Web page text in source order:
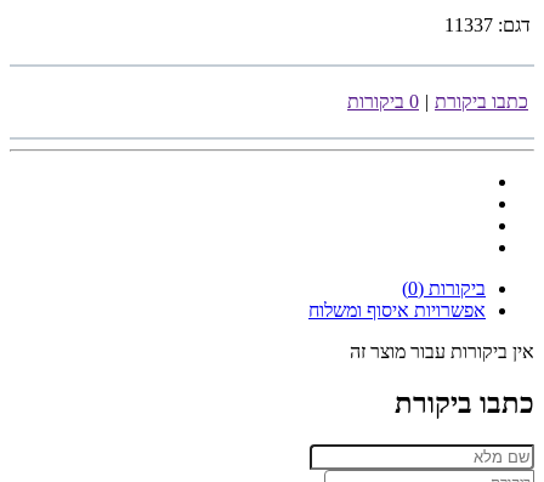
דגם: 11337
כתבו ביקורת | 0 ביקורות
ביקורות (0)
אפשרויות איסוף ומשלוח
אין ביקורות עבור מוצר זה
כתבו ביקורת